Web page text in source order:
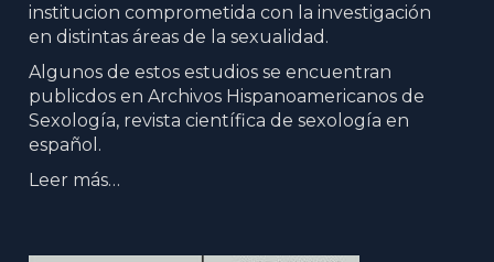
institucion comprometida con la investigación
en distintas áreas de la sexualidad.
Algunos de estos estudios se encuentran
publicdos en Archivos Hispanoamericanos de
Sexología, revista científica de sexología en
español.
Leer más…